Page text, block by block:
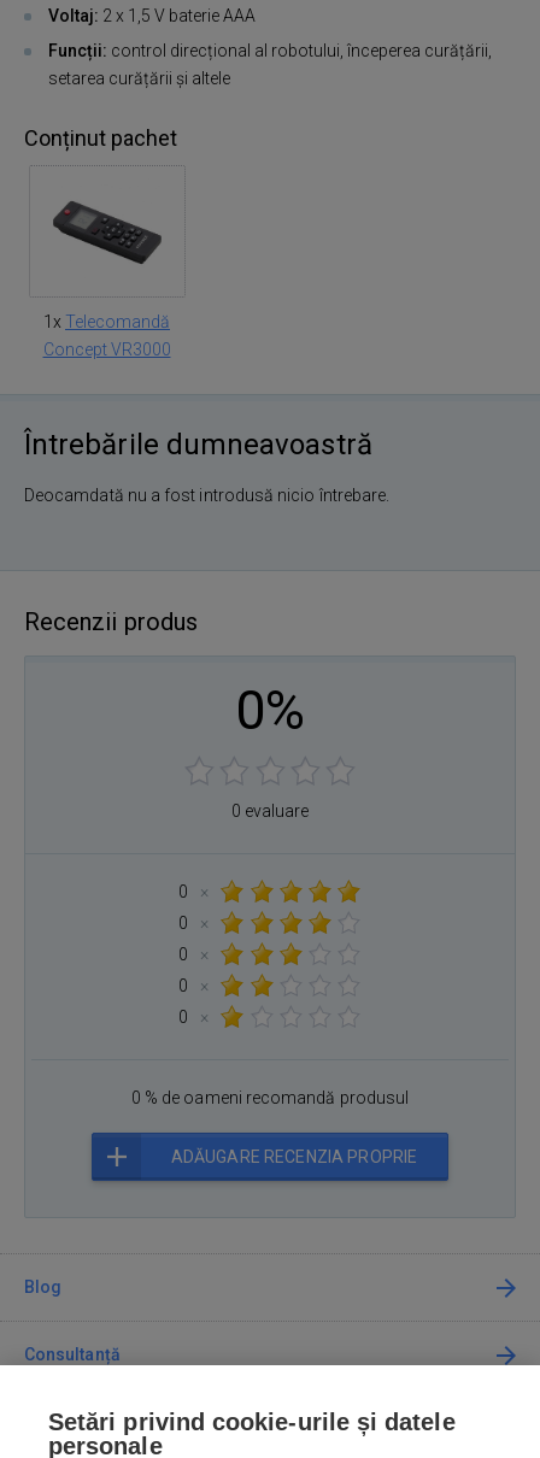
Voltaj: 2 x 1,5 V baterie AAA
Funcții: control direcțional al robotului, începerea curățării,
setarea curățării și altele
Conținut pachet
1x Telecomandă
Concept VR3000
Întrebările dumneavoastră
Deocamdată nu a fost introdusă nicio întrebare.
Recenzii produs
0%
0 evaluare
0
×
0
×
0
×
0
×
0
×
0 % de oameni recomandă produsul
ADĂUGARE RECENZIA PROPRIE
Blog
Consultanță
Cum cumpăr
Setări privind cookie-urile și datele
personale